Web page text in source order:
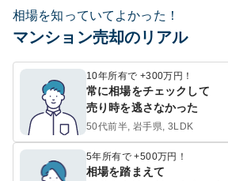
相場を知っていてよかった！
マンション売却のリアル
10年所有で +300万円！
常に相場をチェックして
売り時を逃さなかった
50代前半, 岩手県, 3LDK
5年所有で +500万円！
相場を踏まえて